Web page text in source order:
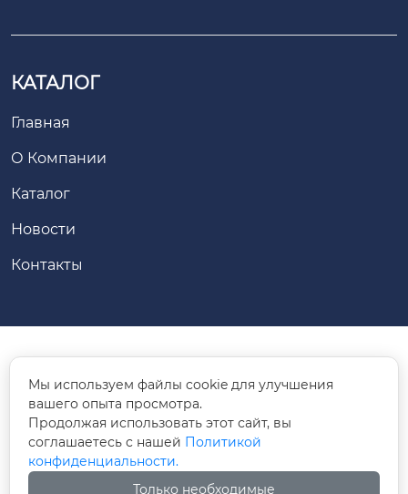
КАТАЛОГ
Главная
О Компании
Каталог
Новости
Контакты

Gongshu District, Hangzhou
 huanghong@ikomtech.com

Мы используем файлы cookie для улучшения
вашего опыта просмотра.
Продолжая использовать этот сайт, вы
соглашаетесь с нашей Политикой
конфиденциальности.
Только необходимые